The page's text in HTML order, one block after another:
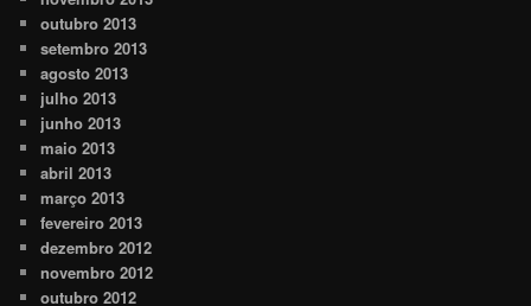
outubro 2013
setembro 2013
agosto 2013
julho 2013
junho 2013
maio 2013
abril 2013
março 2013
fevereiro 2013
dezembro 2012
novembro 2012
outubro 2012